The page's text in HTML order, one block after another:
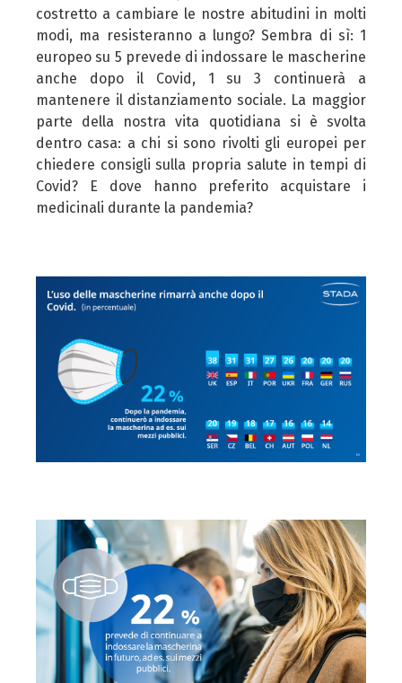
Per chiudere il banner e rifiutarli clicca sul tasto
«RIFIUTA»; in questo caso, la navigazione proseguirà
esclusivamente con i cookie tecnici. Per maggiori
informazioni, ti invitiamo a leggere la nostra Cookie
Policy.
costretto a cambiare le nostre abitudini in molti
modi, ma resisteranno a lungo? Sembra di sì: 1
europeo su 5 prevede di indossare le mascherine
anche dopo il Covid, 1 su 3 continuerà a
mantenere il distanziamento sociale. La maggior
parte della nostra vita quotidiana si è svolta
dentro casa: a chi si sono rivolti gli europei per
chiedere consigli sulla propria salute in tempi di
Covid? E dove hanno preferito acquistare i
medicinali durante la pandemia?